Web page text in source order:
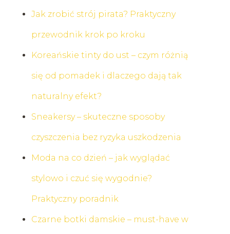
Jak zrobić strój pirata? Praktyczny
przewodnik krok po kroku
Koreańskie tinty do ust – czym różnią
się od pomadek i dlaczego dają tak
naturalny efekt?
Sneakersy – skuteczne sposoby
czyszczenia bez ryzyka uszkodzenia
Moda na co dzień – jak wyglądać
stylowo i czuć się wygodnie?
Praktyczny poradnik
Czarne botki damskie – must-have w